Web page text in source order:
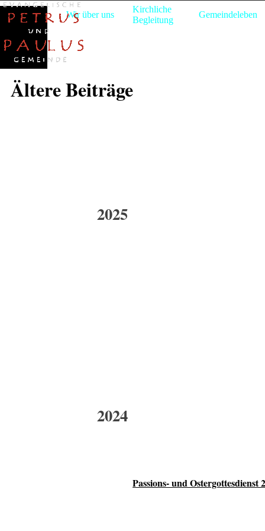
Direkt zum Seiteninhalt
Willkommen Wir über uns ▼
Kirchliche
Begleitung
▼
Gemeindeleben
Ältere Beiträge
2025
2024
Passions- und Ostergottesdienst